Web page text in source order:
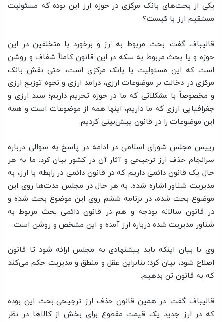
یکی از بحث‌های بانک مرکزی در حوزه ارز این بوده که مسئولیت
مستقیم ارز با کیست؟
قالیباف گفت: بحث مربوط به ارز و برخورد با متخلفین در این
حوزه و یا بحث مربوط به سکه در این قانون کاملاً شفاف و روشن
است که این مسئولیت با بانک مرکزی است، حتی نقش بانک
مرکزی در دخالت بر موضوعات ارزی، درآمد ارزی و نحوه توزیع ارزی
و مخصوصاً با مشکلاتی که ما در حوزه تحریم داریم؛ سبد ارزی و
جغرافیایی ارزی که ما داریم، اینها همه از موضوعات است و همه
این موضوعات را در قانون پیش‌بینی کردیم.
رییس مجلس شورای اسلامی در ادامه در پاسخ به سوالی درباره
سرانجام حذف ارز ترجیحی و آثار آن در کشور بیان کرد: ما به هر
حال یک قانون دائمی داریم که در قانون دائمی در رابطه با ارز، به
مدیریت شناور اشاره شده. به هر حال در مجلس مدت‌ها روی این
موضوع بحث شده، در برنامه ششم روی این موضوع بحث شده و
در قانون سالانه بودجه و هم در قانون دائمی بحث مربوط به
شناور مدیریت شده درباره ارز آمده و این مشخص و روشن است.
وی با بیان اینکه باید پیشنهادی به مجلس ارائه شود تا قانون
اصلاح شود، بیان کرد: بنابراین عقل و منطق و مدیریت حکم می‌کند
که به قانون تن بدهیم.
قالیباف گفت: در همین قانون حذف ارز ترجیحی بحث این بوده
که در ارز جدید یک قیمت مقطوع برای بخش از کالاها در نظر